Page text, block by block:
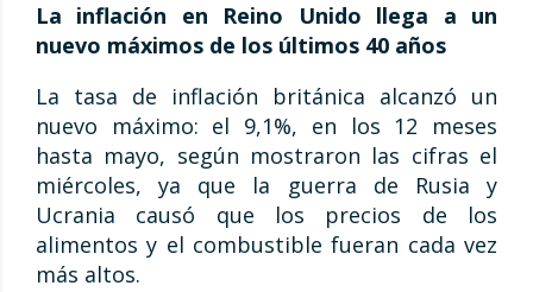
La inflación en Reino Unido llega a un
nuevo máximos de los últimos 40 años
La tasa de inflación británica alcanzó un
nuevo máximo: el 9,1%, en los 12 meses
hasta mayo, según mostraron las cifras el
miércoles, ya que la guerra de Rusia y
Ucrania causó que los precios de los
alimentos y el combustible fueran cada vez
más altos.